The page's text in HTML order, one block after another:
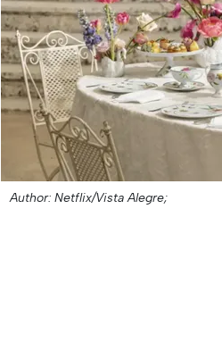
Author: Netflix/Vista Alegre;